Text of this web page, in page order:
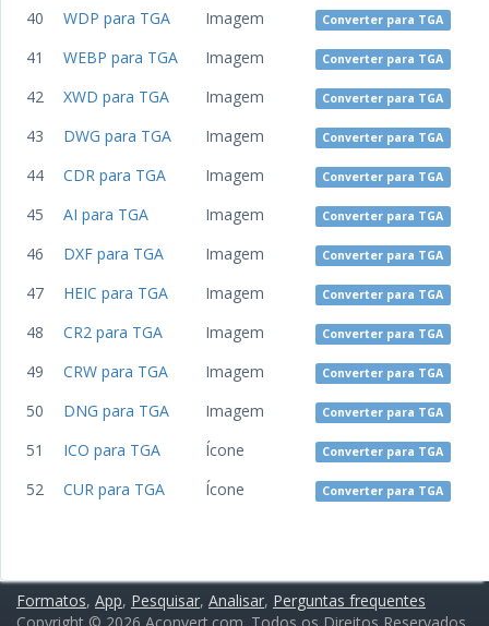
40 WDP para TGA Imagem Converter para TGA
41 WEBP para TGA Imagem Converter para TGA
42 XWD para TGA Imagem Converter para TGA
43 DWG para TGA Imagem Converter para TGA
44 CDR para TGA Imagem Converter para TGA
45 AI para TGA Imagem Converter para TGA
46 DXF para TGA Imagem Converter para TGA
47 HEIC para TGA Imagem Converter para TGA
48 CR2 para TGA Imagem Converter para TGA
49 CRW para TGA Imagem Converter para TGA
50 DNG para TGA Imagem Converter para TGA
51 ICO para TGA Ícone Converter para TGA
52 CUR para TGA Ícone Converter para TGA
Formatos, App, Pesquisar, Analisar, Perguntas frequentes